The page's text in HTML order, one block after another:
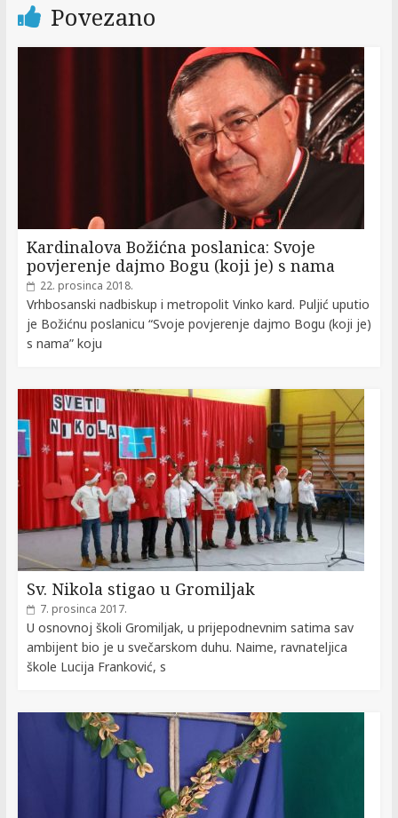
Povezano
Kardinalova Božićna poslanica: Svoje
povjerenje dajmo Bogu (koji je) s nama
22. prosinca 2018.
Vrhbosanski nadbiskup i metropolit Vinko kard. Puljić uputio
je Božićnu poslanicu “Svoje povjerenje dajmo Bogu (koji je)
s nama” koju
Sv. Nikola stigao u Gromiljak
7. prosinca 2017.
U osnovnoj školi Gromiljak, u prijepodnevnim satima sav
ambijent bio je u svečarskom duhu. Naime, ravnateljica
škole Lucija Franković, s